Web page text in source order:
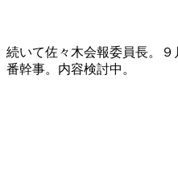
続いて佐々木会報委員長。
番幹事。内容検討中。